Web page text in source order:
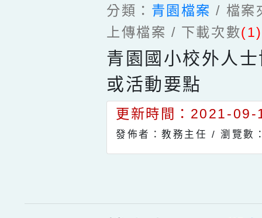
分類： 青園檔案 / 檔案
上傳檔案 / 下載次數(1)
青園國小校外人
或活動要點
更新時間：2021-
發佈者：教務主任 /瀏覽數